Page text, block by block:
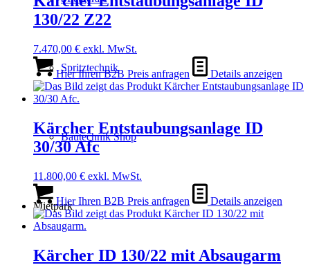
Spritztechnik
Bautechnik Shop
Mietpark
130/22 Z22
7.470,00 € exkl. MwSt.
Hier Ihren B2B Preis anfragen Details anzeigen
Kärcher Entstaubungsanlage ID
30/30 Afc
11.800,00 € exkl. MwSt.
Hier Ihren B2B Preis anfragen Details anzeigen
Kärcher ID 130/22 mit Absaugarm